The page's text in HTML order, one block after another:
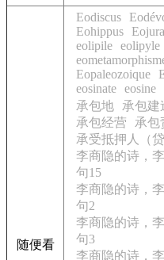
随便看
Eodiscus
Eohippus
eolipile eolipyle
Eopaleozoique
eosinate eosine
承包地
承包建
承包经营
承包
承受抵押人（贷
李商隐的诗，
句15
李商隐的诗，
句2
李商隐的诗，
句3
李商隐的诗，